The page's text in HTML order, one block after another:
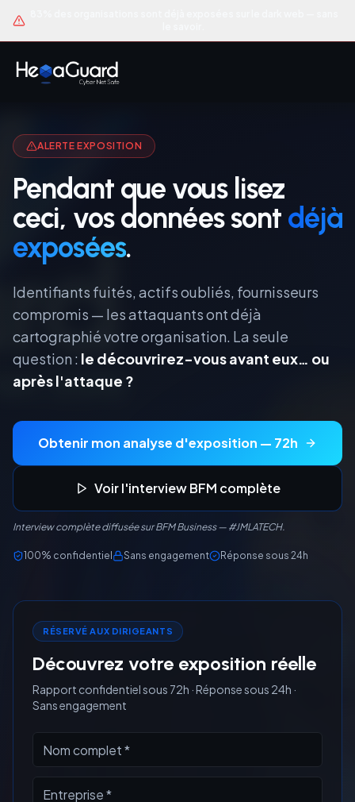
ALERTE EXPOSITION
Pendant que vous lisez
ceci, vos données sont déjà
exposées.
Identifiants fuités, actifs oubliés, fournisseurs
compromis — les attaquants ont déjà
cartographié votre organisation. La seule
question : le découvrirez-vous avant eux… ou
après l'attaque ?
Obtenir mon analyse d'exposition — 72h
Voir l'interview BFM complète
Interview complète diffusée sur BFM Business — #JMLATECH.
100% confidentiel Sans engagement Réponse sous 24h
RÉSERVÉ AUX DIRIGEANTS
Découvrez votre exposition réelle
Rapport confidentiel sous 72h · Réponse sous 24h ·
Sans engagement